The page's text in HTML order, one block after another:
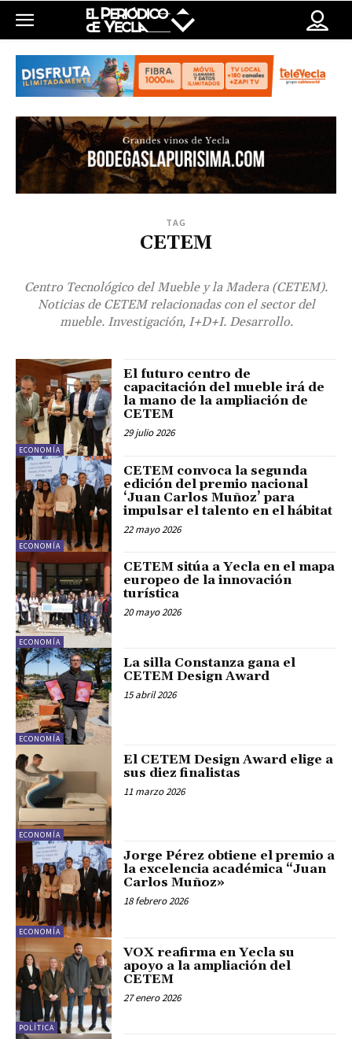
TAG
CETEM
Centro Tecnológico del Mueble y la Madera (CETEM).
Noticias de CETEM relacionadas con el sector del
mueble. Investigación, I+D+I. Desarrollo.
ECONOMÍA
El futuro centro de
capacitación del mueble irá de
la mano de la ampliación de
CETEM
29 julio 2026
ECONOMÍA
CETEM convoca la segunda
edición del premio nacional
‘Juan Carlos Muñoz’ para
impulsar el talento en el hábitat
22 mayo 2026
ECONOMÍA
CETEM sitúa a Yecla en el mapa
europeo de la innovación
turística
20 mayo 2026
ECONOMÍA
La silla Constanza gana el
CETEM Design Award
15 abril 2026
ECONOMÍA
El CETEM Design Award elige a
sus diez finalistas
11 marzo 2026
ECONOMÍA
Jorge Pérez obtiene el premio a
la excelencia académica “Juan
Carlos Muñoz»
18 febrero 2026
POLÍTICA
VOX reafirma en Yecla su
apoyo a la ampliación del
CETEM
27 enero 2026